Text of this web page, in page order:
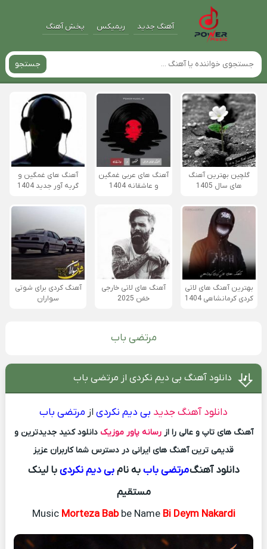
آهنگ جدید ریمیکس پخش آهنگ
جستجو
گلچین بهترین آهنگ
های سال 1405
آهنگ های عربی غمگین
و عاشقانه 1404
آهنگ های غمگین و
گریه آور جدید 1404
بهترین آهنگ های لاتی
کردی کرمانشاهی 1404
آهنگ های لاتی خارجی
خفن 2025
آهنگ کردی برای شوتی
سواران
مرتضی باب
دانلود آهنگ بی دیم نکردی از مرتضی باب
دانلود آهنگ جدید بی دیم نکردی از مرتضی باب
آهنگ های تاپ و عالی را ازرسانه پاور موزیک دانلود کنید جدیدترین و
قدیمی ترین آهنگ های ایرانی در دسترس شما کاربران عزیز
دانلود آهنگمرتضی باببه نامبی دیم نکردیبا لینک
مستقیم
MusicMorteza Babbe NameBi Deym Nakardi